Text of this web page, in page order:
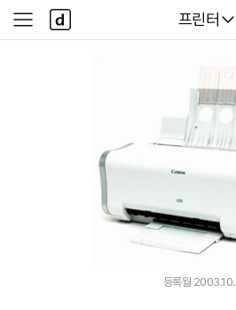
다나와
프린터
사
이
다
나
와
등록월 2003.10.